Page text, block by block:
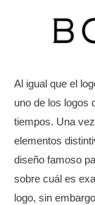
Al igual que el
uno de los logos
tiempos. Una
elementos
diseño famoso
sobre cuál es
logo, sin